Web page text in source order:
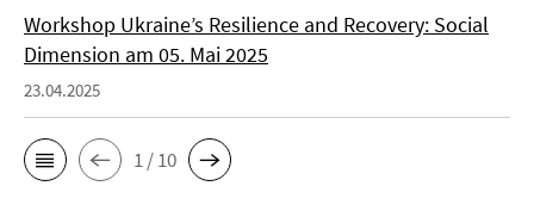
Workshop Ukraine’s Resilience and Recovery: Social
Dimension am 05. Mai 2025
23.04.2025
1 / 10